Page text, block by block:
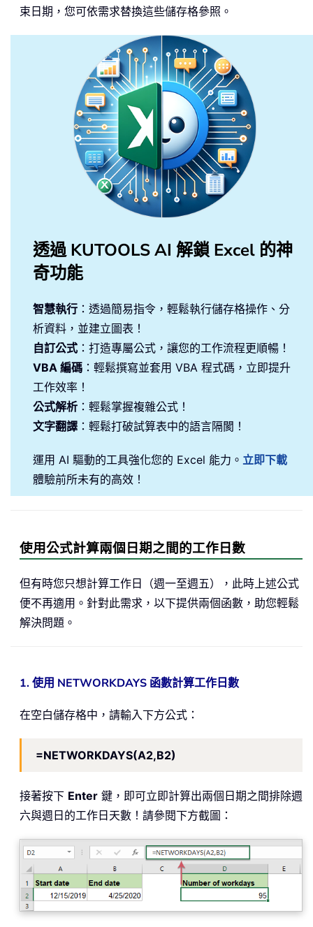
束日期，您可依需求替換這些儲存格參照。
透過 KUTOOLS AI 解鎖 Excel 的神
奇功能
智慧執行 ：透過簡易指令，輕鬆執行儲存格操作、分
析資料，並建立圖表！
自訂公式 ：打造專屬公式，讓您的工作流程更順暢！
VBA 編碼 ：輕鬆撰寫並套用 VBA 程式碼，立即提升
工作效率！
公式解析 ：輕鬆掌握複雜公式！
文字翻譯 ：輕鬆打破試算表中的語言隔閡！
運用 AI 驅動的工具強化您的 Excel 能力。 立即下載
體驗前所未有的高效！
使用公式計算兩個日期之間的工作日數
但有時您只想計算工作日（週一至週五），此時上述公式
便不再適用。針對此需求，以下提供兩個函數，助您輕鬆
解決問題。
1. 使用 NETWORKDAYS 函數計算工作日數
在空白儲存格中，請輸入下方公式：
=NETWORKDAYS(A2,B2)
接著按下 Enter 鍵，即可立即計算出兩個日期之間排除週
六與週日的工作日天數！請參閱下方截圖：